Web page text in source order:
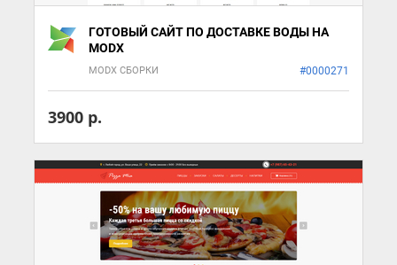
ГОТОВЫЙ САЙТ ПО ДОСТАВКЕ ВОДЫ НА
MODX
MODX СБОРКИ #0000271
3900 р.